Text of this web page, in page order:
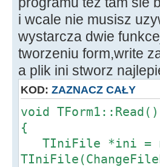
i wcale nie musisz
wystarcza dwie
tworzeniu form,write
a plik ini stworz
KOD: ZAZNACZ CAŁY
void TForm1::Read()
{
TIniFile *ini =